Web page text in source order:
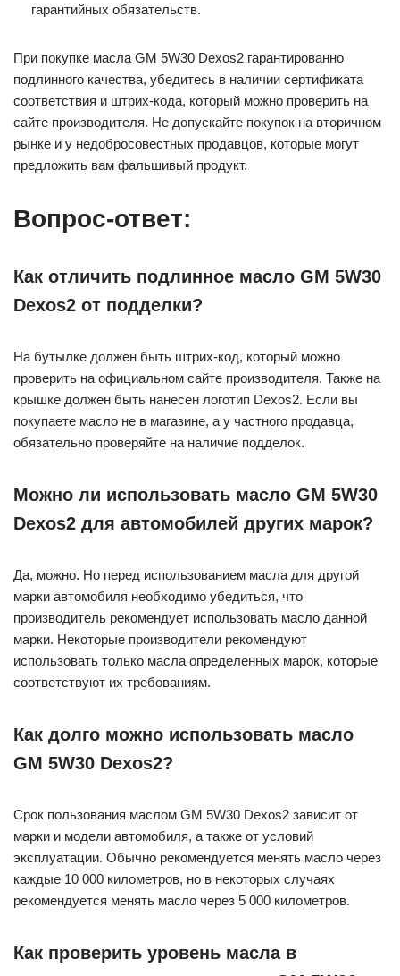
гарантийных обязательств.
При покупке масла GM 5W30 Dexos2 гарантированно
подлинного качества, убедитесь в наличии сертификата
соответствия и штрих-кода, который можно проверить на
сайте производителя. Не допускайте покупок на вторичном
рынке и у недобросовестных продавцов, которые могут
предложить вам фальшивый продукт.
Вопрос-ответ:
Как отличить подлинное масло GM 5W30
Dexos2 от подделки?
На бутылке должен быть штрих-код, который можно
проверить на официальном сайте производителя. Также на
крышке должен быть нанесен логотип Dexos2. Если вы
покупаете масло не в магазине, а у частного продавца,
обязательно проверяйте на наличие подделок.
Можно ли использовать масло GM 5W30
Dexos2 для автомобилей других марок?
Да, можно. Но перед использованием масла для другой
марки автомобиля необходимо убедиться, что
производитель рекомендует использовать масло данной
марки. Некоторые производители рекомендуют
использовать только масла определенных марок, которые
соответствуют их требованиям.
Как долго можно использовать масло
GM 5W30 Dexos2?
Срок пользования маслом GM 5W30 Dexos2 зависит от
марки и модели автомобиля, а также от условий
эксплуатации. Обычно рекомендуется менять масло через
каждые 10 000 километров, но в некоторых случаях
рекомендуется менять масло через 5 000 километров.
Как проверить уровень масла в